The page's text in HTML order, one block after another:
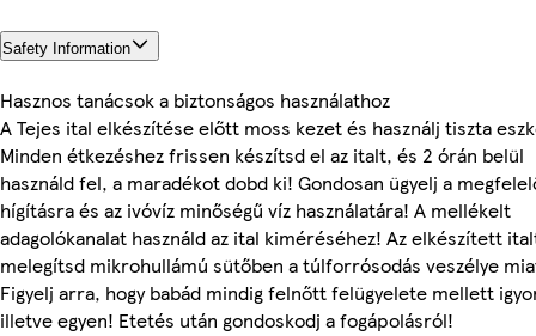
Safety Information
Hasznos tanácsok a biztonságos használathoz
A Tejes ital elkészítése előtt moss kezet és használj tiszta
Minden étkezéshez frissen készítsd el az italt, és 2 órán belül
használd fel, a maradékot dobd ki! Gondosan ügyelj a
hígításra és az ivóvíz minőségű víz használatára! A mellékelt
adagolókanalat használd az ital kiméréséhez! Az elkészített
melegítsd mikrohullámú sütőben a túlforrósodás veszélye
Figyelj arra, hogy babád mindig felnőtt felügyelete mellett
illetve egyen! Etetés után gondoskodj a fogápolásról!